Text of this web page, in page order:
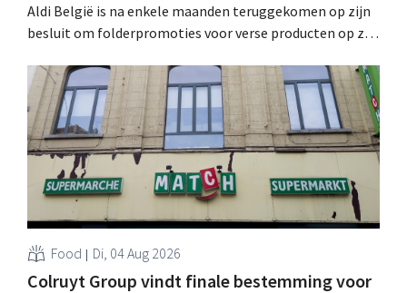
Aldi België is na enkele maanden teruggekomen op zijn
besluit om folderpromoties voor verse producten op zijn
werking treden: "Onze klanten willen goed
geïnformeerd worden." .
Food Di, 04 Aug 2026
Colruyt Group vindt finale bestemming voor